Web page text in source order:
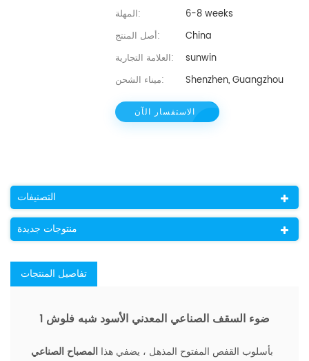
المهلة:
6-8 weeks
أصل المنتج:
China
العلامة التجارية:
sunwin
ميناء الشحن:
Shenzhen, Guangzhou
الاستفسار الآن
التصنيفات
منتوجات جديدة
تفاصيل المنتجات
1 ضوء السقف الصناعي المعدني الأسود شبه فلوش
بأسلوب القفص المفتوح المذهل ، يضفي هذا المصباح الصناعي